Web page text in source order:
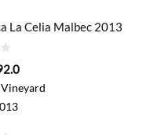
La Celia Malbec 2013